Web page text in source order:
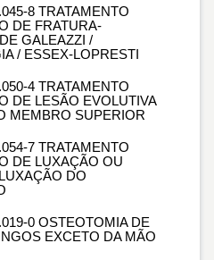
8 TRATAMENTO
DE FRATURA-
GALEAZZI /
/ ESSEX-LOPRESTI
4 TRATAMENTO
DE LESÃO EVOLUTIVA
MEMBRO SUPERIOR
7 TRATAMENTO
DE LUXAÇÃO OU
DO
0 OSTEOTOMIA DE
EXCETO DA MÃO